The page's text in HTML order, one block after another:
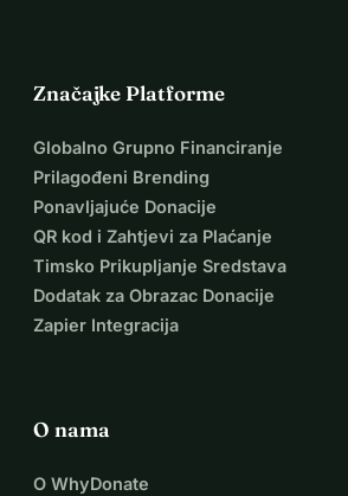
Značajke Platforme
Globalno Grupno Financiranje
Prilagođeni Brending
Ponavljajuće Donacije
QR kod i Zahtjevi za Plaćanje
Timsko Prikupljanje Sredstava
Dodatak za Obrazac Donacije
Zapier Integracija
O nama
O WhyDonate